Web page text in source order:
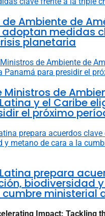
Ambiente de
adoptan medidas
planetaria
Ministros de
y el Caribe
el próximo
prepara
biodiversidad
ministerial
Impact: Tackling